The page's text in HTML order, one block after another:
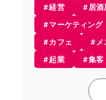
エステ
開業・経営
開業知識
モバイルオー
お役立ち情報
経営 居酒
マーケティング
カフェ
起業
集客